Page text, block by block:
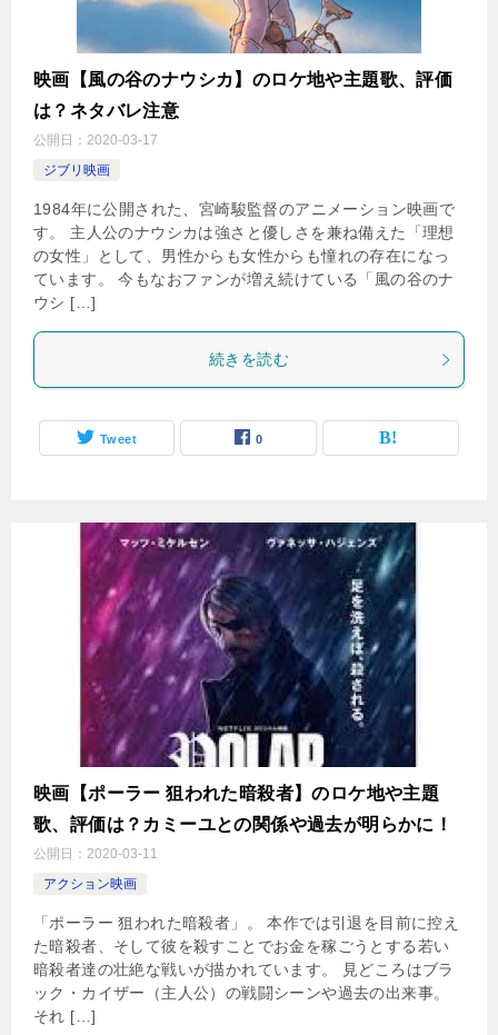
映画【風の谷のナウシカ】のロケ地や主題歌、評価
は？ネタバレ注意
公開日： 2020-03-17
ジブリ映画
1984年に公開された、宮崎駿監督のアニメーション映画で
す。 主人公のナウシカは強さと優しさを兼ね備えた「理想
の女性」として、男性からも女性からも憧れの存在になっ
ています。 今もなおファンが増え続けている「風の谷のナ
ウシ […]
続きを読む
Tweet 0
映画【ポーラー 狙われた暗殺者】のロケ地や主題
歌、評価は？カミーユとの関係や過去が明らかに！
公開日： 2020-03-11
アクション映画
「ポーラー 狙われた暗殺者」。 本作では引退を目前に控え
た暗殺者、そして彼を殺すことでお金を稼ごうとする若い
暗殺者達の壮絶な戦いが描かれています。 見どころはブラ
ック・カイザー（主人公）の戦闘シーンや過去の出来事。
それ […]